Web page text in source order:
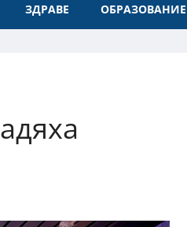
ЗДРАВЕ ОБРАЗОВАНИЕ